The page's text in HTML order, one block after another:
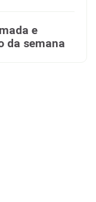
e
da semana